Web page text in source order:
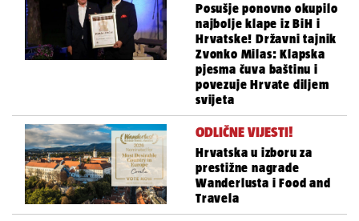
Posušje ponovno okupilo
najbolje klape iz BiH i
Hrvatske! Državni tajnik
Zvonko Milas: Klapska
pjesma čuva baštinu i
povezuje Hrvate diljem
svijeta
ODLIČNE VIJESTI!
Hrvatska u izboru za
prestižne nagrade
Wanderlusta i Food and
Travela